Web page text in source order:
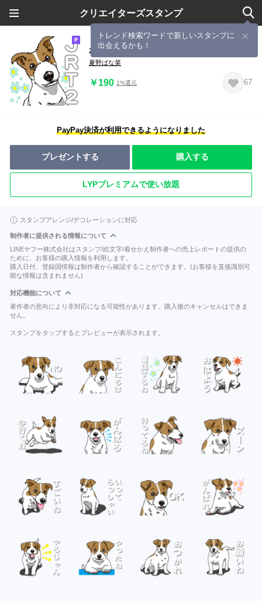
クリエイターズスタンプ
トレンド検索ワードで新しいスタンプに
出会えるかも！
わんこ日和ジャックラッセルテリア 2
夏野ばな菜
￥190 1%還元 67
PayPay決済が利用できるようになりました
プレゼントする 購入する
LYPプレミアムで使い放題
スタンプアレンジ/デコレーションに対応
制作者に提供される情報について
LINEヤフー株式会社はスタンプ/絵文字/着せかえ制作者への売上レポートの提供の
ために、お客様の購入情報を利用します。
購入日付、登録国情報は制作者から確認することができます。(お客様を直接識別可
能な情報は含まれません)
対応機能について
著作者の意向により非対応になる可能性があります。購入後のキャンセルはできま
せん。
スタンプをタップするとプレビューが表示されます。